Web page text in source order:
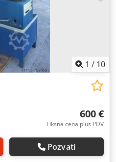
1 / 10
600 €
Fiksna cena plus PDV
Pozvati